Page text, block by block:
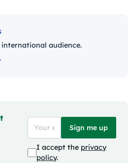
international audience.
Sign me up
I accept the privacy
policy.